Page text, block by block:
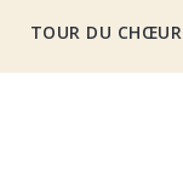
TOUR DU CHŒUR